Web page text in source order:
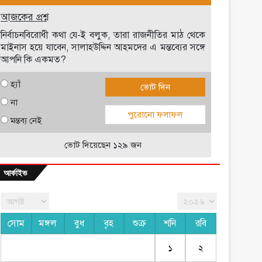
আজকের প্রশ্ন
নির্বাচনবিরোধী কথা যে-ই বলুক, তারা রাজনীতির মাঠ থেকে
মাইনাস হয়ে যাবেন, সালাহউদ্দিন আহমদের এ মন্তব্যের সঙ্গে
আপনি কি একমত?
হ্যাঁ
না
মন্তব্য নেই
ভোট দিন
পুরোনো ফলাফল
ভোট দিয়েছেন ১২৯ জন
আর্কাইভ
সোম মঙ্গল বুধ বৃহ শুক্র শনি রবি
১ ২